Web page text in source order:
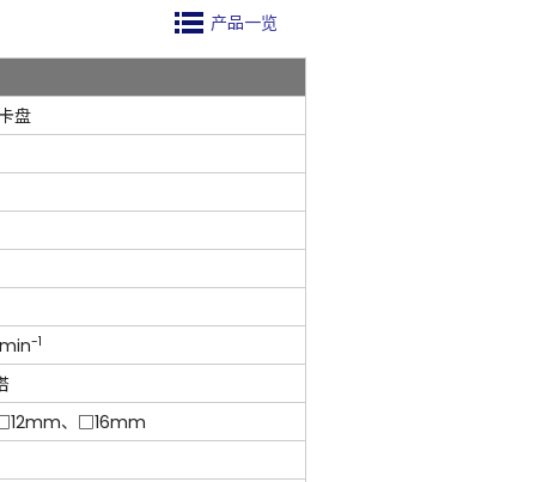
产品一览
盘
-1
、□16mm